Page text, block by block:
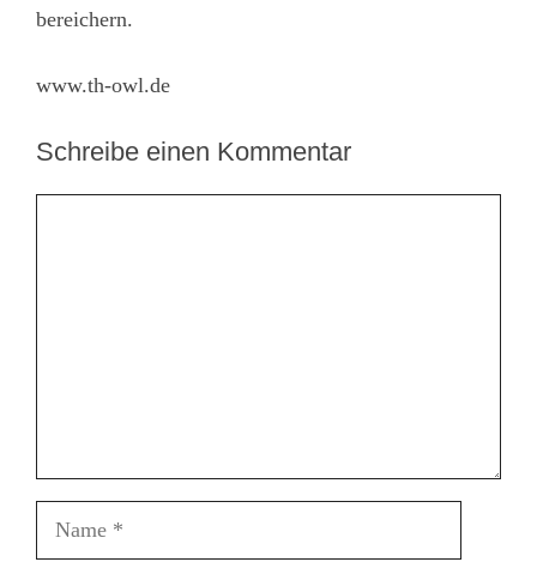
bereichern.
www.th-owl.de
Schreibe einen Kommentar
Name